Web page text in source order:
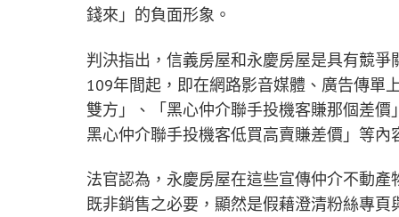
錢來」的負面形象。
判決指出，信義房屋和永慶房屋是具有競
109年間起，即在網路影音媒體、廣告傳單
雙方」、「黑心仲介聯手投機客賺那個差
黑心仲介聯手投機客低買高賣賺差價」等內
法官認為，永慶房屋在這些宣傳仲介不動
既非銷售之必要，顯然是假藉澄清粉絲專